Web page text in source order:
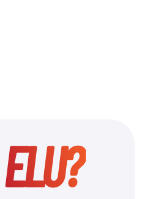
ELU?